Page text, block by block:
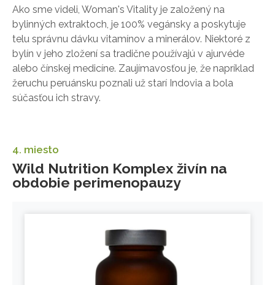
Ako sme videli, Woman's Vitality je založený na
bylinných extraktoch, je 100% vegánsky a poskytuje
telu správnu dávku vitamínov a minerálov. Niektoré z
bylín v jeho zložení sa tradične používajú v ajurvéde
alebo čínskej medicíne. Zaujímavosťou je, že napríklad
žeruchu peruánsku poznali už starí Indovia a bola
súčasťou ich stravy.
4. miesto
Wild Nutrition Komplex živín na
obdobie perimenopauzy